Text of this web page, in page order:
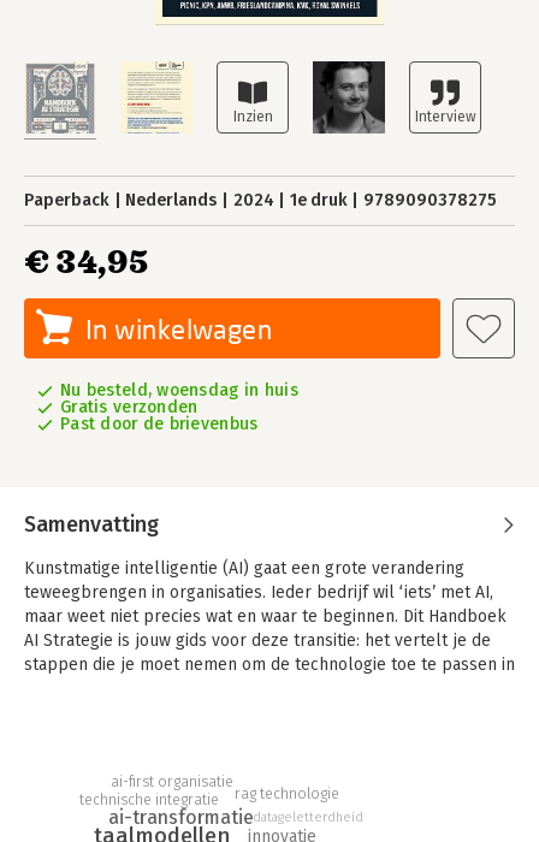
Paperback Nederlands 2024 1e druk 9789090378275
€ 34,95
In winkelwagen
Nu besteld, woensdag in huis
Gratis verzonden
Past door de brievenbus
Samenvatting
Kunstmatige intelligentie (AI) gaat een grote verandering
teweegbrengen in organisaties. Ieder bedrijf wil ‘iets’ met AI,
maar weet niet precies wat en waar te beginnen. Dit Handboek
AI Strategie is jouw gids voor deze transitie: het vertelt je de
stappen die je moet nemen om de technologie toe te passen in
Of je nu een leidinggevende of beslisser bent, dit boek biedt
heldere stappen, praktische voorbeelden en nuttige modellen
om AI effectief toe te passen. Met inzichten en ervaringen van
taalmodellen
ai-transformatie
innovatie
technische integratie
ai-first organisatie
rag technologie
datageletterdheid